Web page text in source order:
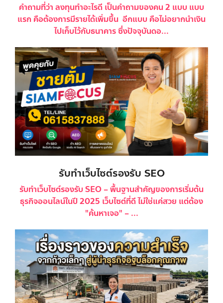
คำถามที่ว่า ลงทุนทำอะไรดี เป็นคำถามของคน 2 แบบ แบบ
แรก คือต้องการมีรายได้เพิ่มขึ้น อีกแบบ คือไม่อยากนำเงิน
ไปเก็บไว้กับธนาคาร ซึ่งปัจจุบันดอ...
รับทำเว็บไซต์รองรับ SEO
รับทำเว็บไซต์รองรับ SEO – พื้นฐานสำคัญของการเริ่มต้น
ธุรกิจออนไลน์ในปี 2025 เว็บไซต์ที่ดี ไม่ใช่แค่สวย แต่ต้อง
"ค้นหาเจอ" – ...